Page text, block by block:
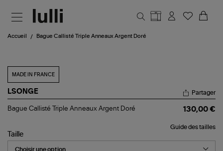
Accueil Bague Callisté Triple Anneaux Argent Doré
MADE IN FRANCE
LSONGE
Bague
Anneaux
Argent
Doré
Partager
Bague Callisté Triple Anneaux Argent Doré 130,00 €
Guide des tailles
Taille